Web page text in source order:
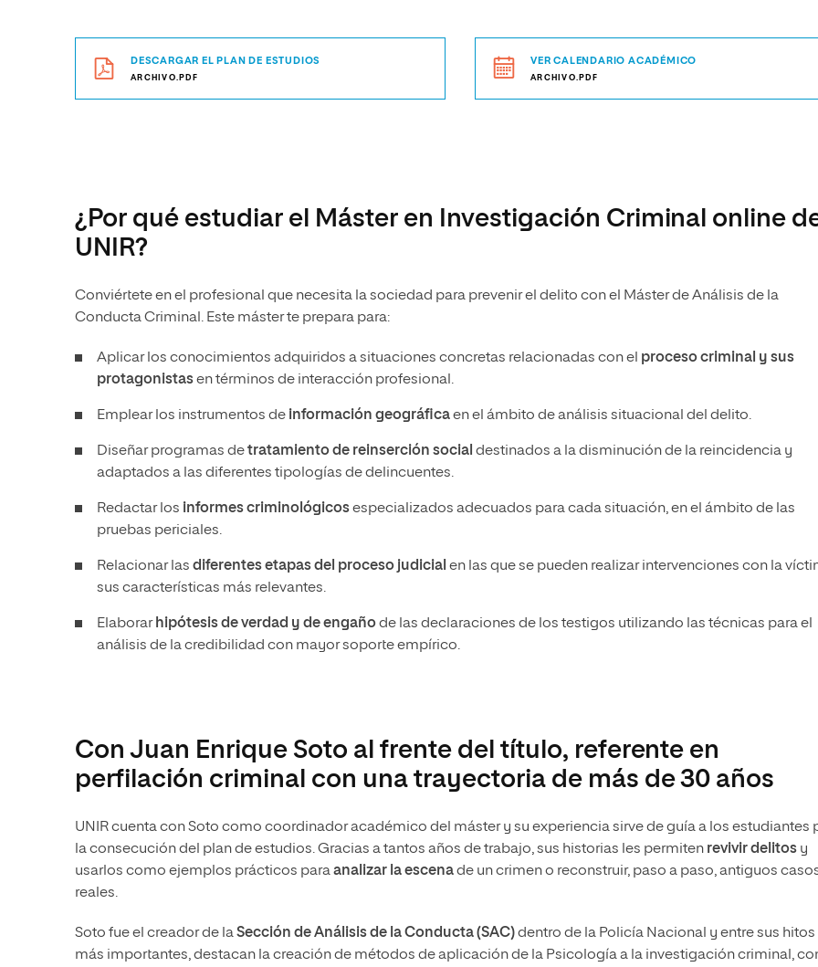
DESCARGAR EL PLAN DE ESTUDIOS
ARCHIVO.PDF
VER CALENDARIO ACADÉMICO
ARCHIVO.PDF
¿Por qué estudiar el Máster en Investigación Criminal online
UNIR?
Conviértete en el profesional que necesita la sociedad para prevenir el delito con el Máster de Análisis de la
Conducta Criminal. Este máster te prepara para:
Aplicar los conocimientos adquiridos a situaciones concretas relacionadas con el proceso criminal y sus
protagonistasen términos de interacción profesional.
Emplear los instrumentos de información geográficaen el ámbito de análisis situacional del delito.
Diseñar programas detratamiento de reinserción social destinados a la disminución de la reincidencia y
adaptados a las diferentes tipologías de delincuentes.
Redactar los informes criminológicosespecializados adecuados para cada situación, en el ámbito de las
pruebas periciales.
Relacionar las diferentes etapas del proceso judicial en las que se pueden realizar intervenciones con la
sus características más relevantes.
Elaborar hipótesis de verdad y de engañode las declaraciones de los testigos utilizando las técnicas para el
análisis de la credibilidad con mayor soporte empírico.
Con Juan Enrique Soto al frente del título, referente en
perfilación criminal con una trayectoria de más de 30 años
UNIR cuenta con Soto como coordinador académico del máster y su experiencia sirve de guía a los estudiantes
la consecución del plan de estudios. Gracias a tantos años de trabajo, sus historias les permiten revivir delitos y
usarlos como ejemplos prácticos paraanalizar la escenade un crimen o reconstruir, paso a paso, antiguos
reales.
Soto fue el creador de laSección de Análisis de la Conducta (SAC)dentro de la Policía Nacional y entre sus hitos
más importantes, destacan la creación de métodos de aplicación de la Psicología a la investigación criminal,